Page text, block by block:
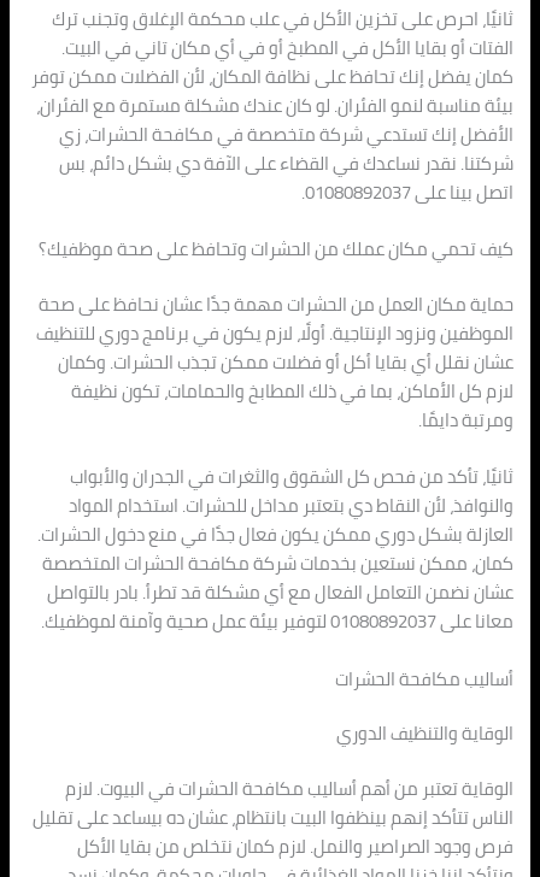
ثانيًا، احرص على تخزين الأكل في علب محكمة الإغلاق وتجنب ترك
الفتات أو بقايا الأكل في المطبخ أو في أي مكان تاني في البيت.
كمان يفضل إنك تحافظ على نظافة المكان، لأن الفضلات ممكن توفر
بيئة مناسبة لنمو الفئران. لو كان عندك مشكلة مستمرة مع الفئران،
الأفضل إنك تستدعي شركة متخصصة في مكافحة الحشرات، زي
شركتنا. نقدر نساعدك في القضاء على الآفة دي بشكل دائم، بس
اتصل بينا على 01080892037.
كيف تحمي مكان عملك من الحشرات وتحافظ على صحة موظفيك؟
حماية مكان العمل من الحشرات مهمة جدًا عشان نحافظ على صحة
الموظفين ونزود الإنتاجية. أولًا، لازم يكون في برنامج دوري للتنظيف
عشان نقلل أي بقايا أكل أو فضلات ممكن تجذب الحشرات. وكمان
لازم كل الأماكن، بما في ذلك المطابخ والحمامات، تكون نظيفة
ومرتبة دايمًا.
ثانيًا، تأكد من فحص كل الشقوق والثغرات في الجدران والأبواب
والنوافذ، لأن النقاط دي بتعتبر مداخل للحشرات. استخدام المواد
العازلة بشكل دوري ممكن يكون فعال جدًا في منع دخول الحشرات.
كمان، ممكن نستعين بخدمات شركة مكافحة الحشرات المتخصصة
عشان نضمن التعامل الفعال مع أي مشكلة قد تطرأ. بادر بالتواصل
معانا على 01080892037 لتوفير بيئة عمل صحية وآمنة لموظفيك.
أساليب مكافحة الحشرات
الوقاية والتنظيف الدوري
الوقاية تعتبر من أهم أساليب مكافحة الحشرات في البيوت. لازم
الناس تتأكد إنهم بينظفوا البيت بانتظام، عشان ده بيساعد على تقليل
فرص وجود الصراصير والنمل. لازم كمان نتخلص من بقايا الأكل